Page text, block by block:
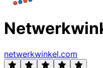
netwerkwinkel.com